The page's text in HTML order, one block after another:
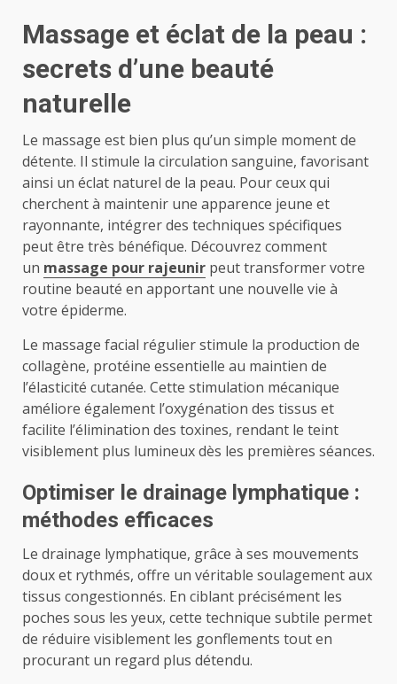
Massage et éclat de la peau :
secrets d’une beauté
naturelle
Le massage est bien plus qu’un simple moment de
détente. Il stimule la circulation sanguine, favorisant
ainsi un éclat naturel de la peau. Pour ceux qui
cherchent à maintenir une apparence jeune et
rayonnante, intégrer des techniques spécifiques
peut être très bénéfique. Découvrez comment
un massage pour rajeunir peut transformer votre
routine beauté en apportant une nouvelle vie à
votre épiderme.
Le massage facial régulier stimule la production de
collagène, protéine essentielle au maintien de
l’élasticité cutanée. Cette stimulation mécanique
améliore également l’oxygénation des tissus et
facilite l’élimination des toxines, rendant le teint
visiblement plus lumineux dès les premières séances.
Optimiser le drainage lymphatique :
méthodes efficaces
Le drainage lymphatique, grâce à ses mouvements
doux et rythmés, offre un véritable soulagement aux
tissus congestionnés. En ciblant précisément les
poches sous les yeux, cette technique subtile permet
de réduire visiblement les gonflements tout en
procurant un regard plus détendu.